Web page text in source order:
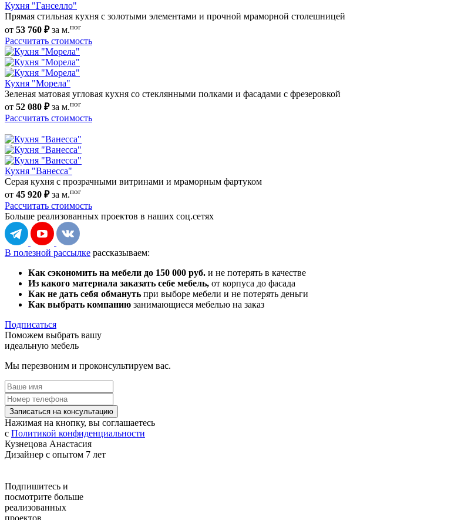
Кухня "Ганселло"
Прямая стильная кухня с золотыми элементами и прочной мраморной столешницей
от 53 760 ₽за м.пог
Рассчитать стоимость
Кухня "Морела"
Зеленая матовая угловая кухня со стеклянными полками и фасадами с фрезеровкой
от 52 080 ₽за м.пог
Рассчитать стоимость
Кухня "Ванесса"
Серая кухня с прозрачными витринами и мраморным фартуком
от 45 920 ₽за м.пог
Рассчитать стоимость
Больше реализованных проектов в наших соц.сетях
В полезной рассылке рассказываем:
Как сэкономить на мебели до 150 000 руб. и не потерять в качестве
Из какого материала заказать себе мебель, от корпуса до фасада
Как не дать себя обмануть при выборе мебели и не потерять деньги
Как выбрать компанию занимающиеся мебелью на заказ
Подписаться
Поможем выбрать вашу
идеальную мебель
Мы перезвоним и проконсультируем вас.
Записаться на консультацию
Нажимая на кнопку, вы соглашаетесь
с Политикой конфиденциальности
Кузнецова Анастасия
Дизайнер с опытом 7 лет
Подпишитесь и
посмотрите больше
реализованных